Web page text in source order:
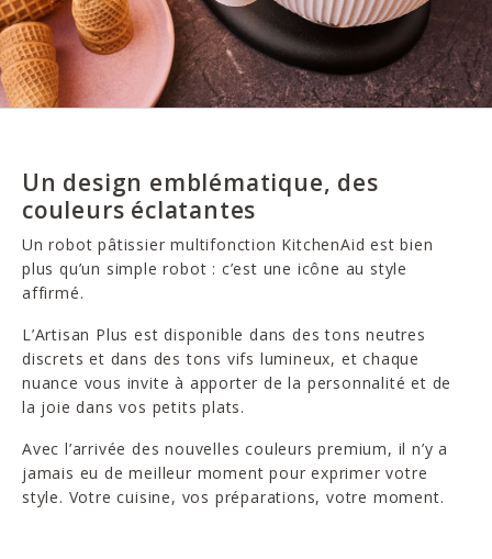
Un design emblématique, des
couleurs éclatantes
Un robot pâtissier multifonction KitchenAid est bien
plus qu’un simple robot : c’est une icône au style
affirmé.
L’Artisan Plus est disponible dans des tons neutres
discrets et dans des tons vifs lumineux, et chaque
nuance vous invite à apporter de la personnalité et de
la joie dans vos petits plats.
Avec l’arrivée des nouvelles couleurs premium, il n’y a
jamais eu de meilleur moment pour exprimer votre
style. Votre cuisine, vos préparations, votre moment.